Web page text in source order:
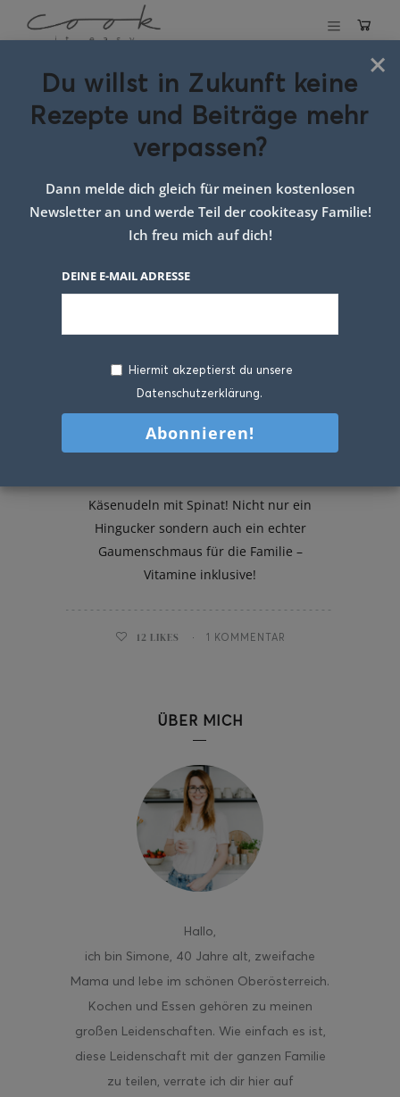
Schlagwort:
spinat käse
nudeln
Käsenudeln mit Spinat! Nicht nur ein
Hingucker sondern auch ein echter
Gaumenschmaus für die Familie –
Vitamine inklusive!
12 LIKES 1 KOMMENTAR
ÜBER MICH
Hallo,
ich bin Simone, 40 Jahre alt, zweifache
Mama und lebe im schönen Oberösterreich.
Kochen und Essen gehören zu meinen
großen Leidenschaften. Wie einfach es ist,
diese Leidenschaft mit der ganzen Familie
zu teilen, verrate ich dir hier auf
×
Du willst in Zukunft keine
Rezepte und Beiträge mehr
verpassen?
Dann melde dich gleich für meinen kostenlosen
Newsletter an und werde Teil der cookiteasy Familie!
Ich freu mich auf dich!
DEINE E-MAIL ADRESSE
Hiermit akzeptierst du unsere
Datenschutzerklärung.